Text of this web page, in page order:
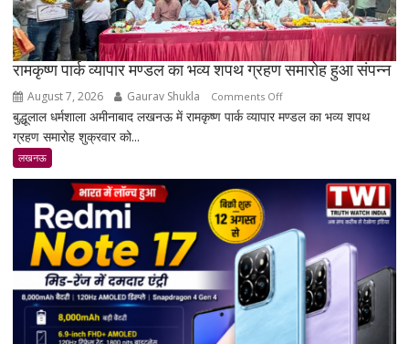
रामकृष्ण पार्क व्यापार मण्डल का भव्य शपथ ग्रहण समारोह हुआ संपन्न
August 7, 2026 Gaurav Shukla Comments Offon
रामकृष्ण
शपथ
समारोह
हुआ
बुद्धूलाल धर्मशाला अमीनाबाद लखनऊ में रामकृष्ण पार्क व्यापार मण्डल का भव्य शपथ
ग्रहण समारोह शुक्रवार को...
लखनऊ